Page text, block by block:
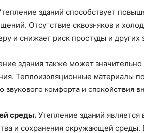
зданий способствует
Отсутствие сквозняков и
и снижает риск простуды и других
здания также может
Теплоизоляционные материалы
звукового комфорта и спокойствия
среды. Утепление зданий
и сохранения окружающей